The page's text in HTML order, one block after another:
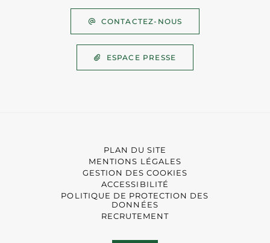
CONTACTEZ-NOUS
ESPACE PRESSE
PLAN DU SITE
MENTIONS LÉGALES
GESTION DES COOKIES
ACCESSIBILITÉ
POLITIQUE DE PROTECTION DES
DONNÉES
RECRUTEMENT